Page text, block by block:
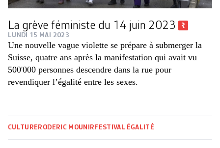
La grève féministe du 14 juin 2023
LUNDI 15 MAI 2023
Une nouvelle vague violette se prépare à submerger la
Suisse, quatre ans après la manifestation qui avait vu
500'000 personnes descendre dans la rue pour
revendiquer l’égalité entre les sexes.
CULTURE RODERIC MOUNIR FESTIVAL ÉGALITÉ